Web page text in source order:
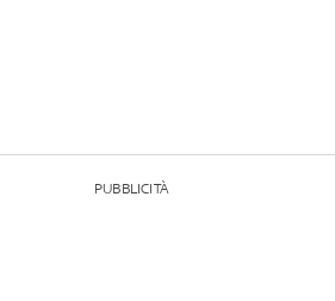
PUBBLICITÀ